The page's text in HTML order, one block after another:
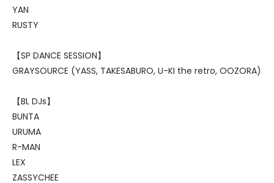
YAN
RUSTY
【SP DANCE SESSION】
GRAYSOURCE (YASS, TAKESABURO, U-KI the retro, OOZORA)
【BL DJs】
BUNTA
URUMA
R-MAN
LEX
ZASSYCHEE